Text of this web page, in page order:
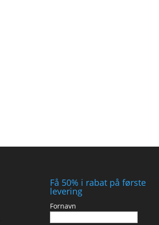
Få 50% i rabat på første
levering
Fornavn